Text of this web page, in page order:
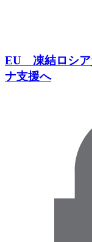
EU 凍結ロシア
ナ支援へ